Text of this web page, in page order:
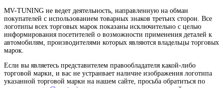
MV-TUNING не ведет деятельность, направленную на обман
покупателей с использованием товарных знаков третьих сторон. Все
логотипы всех торговых марок показаны исключительно с целью
информирования посетителей о возможности применения деталей к
автомобилям, производителями которых являются владельцы торговых
марок.
Если вы являетесь представителем правообладателя какой-либо
торговой марки, и вас не устраивает наличие изображения логотипа
указанной торговой марки на нашем сайте, просьба обратиться по